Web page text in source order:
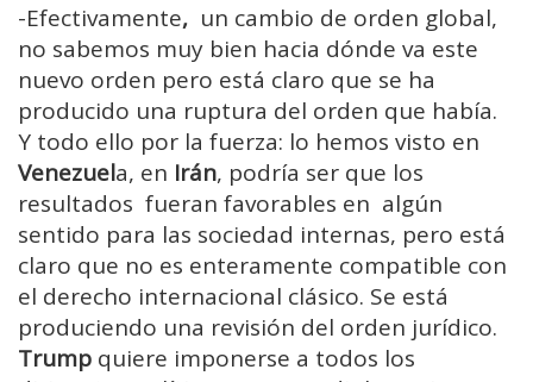
-Efectivamente, un cambio de orden global,
no sabemos muy bien hacia dónde va este
nuevo orden pero está claro que se ha
producido una ruptura del orden que había.
Y todo ello por la fuerza: lo hemos visto en
Venezuela, en Irán, podría ser que los
resultados fueran favorables en algún
sentido para las sociedad internas, pero está
claro que no es enteramente compatible con
el derecho internacional clásico. Se está
produciendo una revisión del orden jurídico.
Trump quiere imponerse a todos los